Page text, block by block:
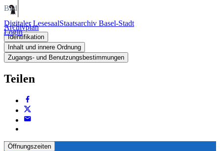
Digitaler LesesaalStaatsarchiv Basel-Stadt
Login
Bild
Archivplan
Identifikation
Inhalt und innere Ordnung
Zugangs- und Benutzungsbestimmungen
Teilen
Öffnungszeiten